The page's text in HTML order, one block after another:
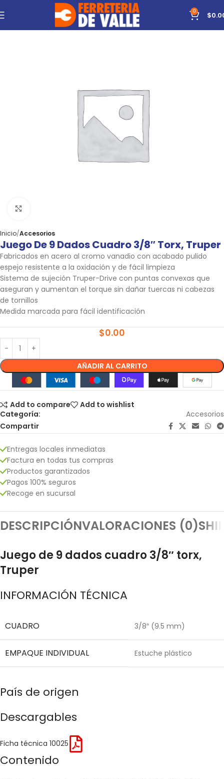
0 $
Inicio Accesorios
Juego De 9 Dados Cuadro 3/8″ Torx, Truper
Fabricados en acero al cromo vanadio con acabado pulido
espejo resistente a la oxidación y de fácil limpieza
Sistema de sujeción Truper-Drive con puntas convexas que
aseguran y aumentan el torque sin dañar tuercas ni cabezas
de tornillos
Medida marcada para fácil identificación
$0.00
AÑADIR AL CARRITO
Add to compare
Add to wishlist
Categoría:
Accesorios
Compartir
Entregas locales inmediatas
Factura en todas tus compras
Productos garantizados
Pagos 100% seguros
Recoge en sucursal
DESCRIPCIÓNVALORACIONES (0)
Juego de 9 dados cuadro 3/8″ torx,
Truper
INFORMACIÓN TÉCNICA
CUADRO 3/8″ (9.5 mm)
EMPAQUE INDIVIDUAL Estuche plástico
País de origen
Descargables
Ficha técnica 10025
Contenido